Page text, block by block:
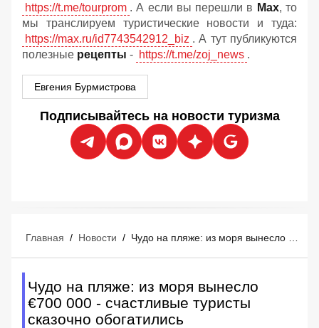
https://t.me/tourprom . А если вы перешли в Мах, то
мы транслируем туристические новости и туда:
https://max.ru/id7743542912_biz . А тут публикуются
полезные рецепты - https://t.me/zoj_news .
Евгения Бурмистрова
Подписывайтесь на новости туризма
Главная / Новости /
Чудо на пляже: из моря вынесло
€700 000 - счастливые туристы
сказочно обогатились